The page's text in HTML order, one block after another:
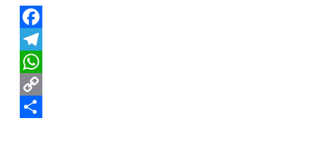
Facebook
Telegram
WhatsApp
Copy